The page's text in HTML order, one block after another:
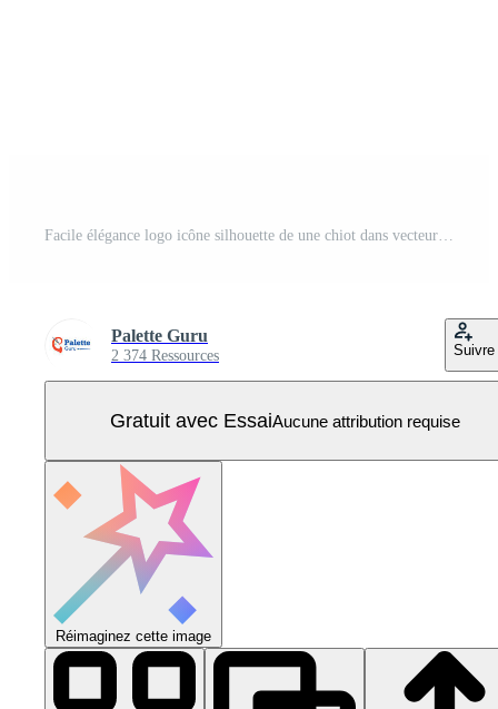
Facile élégance logo icône silhouette de une chiot dans vecteur sur blanc Contexte Vecteur Pro
Palette Guru
2 374 Ressources Suivre
Gratuit avec EssaiAucune attribution requise
Réimaginez cette image